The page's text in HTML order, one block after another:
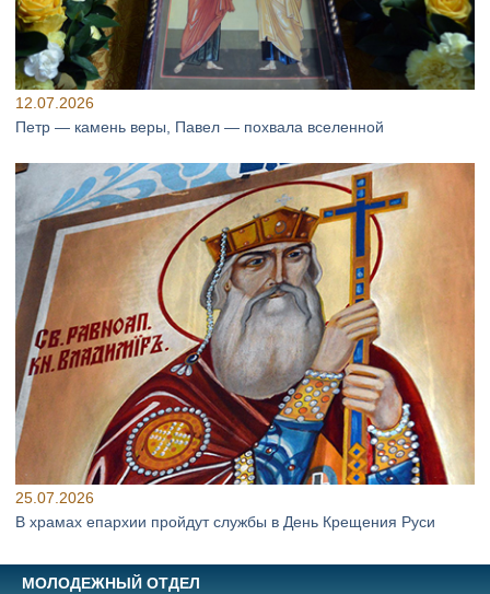
12.07.2026
Петр — камень веры, Павел — похвала вселенной
25.07.2026
В храмах епархии пройдут службы в День Крещения Руси
МОЛОДЕЖНЫЙ ОТДЕЛ